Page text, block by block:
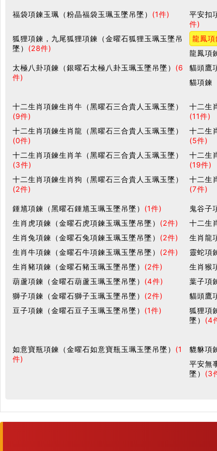
福袋項鍊玉珮（粉晶福袋玉珮玉墜吊墜） (1件)
平安扣
件)
狐狸項鍊，九尾狐狸項鍊（金曜石狐狸玉珮玉墜吊
墜） (28件)
龍鳳
龍鳳項
太極八卦項鍊（銀曜石太極八卦玉珮玉墜吊墜） (6
件)
貓頭鷹
貓項鍊
十二生肖項鍊生肖牛（黑曜石三合貴人玉珮玉墜）
(9件)
十二生
(11件)
十二生肖項鍊生肖龍（黑曜石三合貴人玉珮玉墜）
(0件)
十二生
(5件)
十二生肖項鍊生肖羊（黑曜石三合貴人玉珮玉墜）
(3件)
十二生
(19件)
十二生肖項鍊生肖狗（黑曜石三合貴人玉珮玉墜）
(2件)
十二生
(7件)
鍾馗項鍊（黑曜石鍾馗玉珮玉墜吊墜） (1件)
鬼谷子
生肖虎項鍊（金曜石虎項鍊玉珮玉墜吊墜） (2件)
十二生
生肖兔項鍊（金曜石兔項鍊玉珮玉墜吊墜） (2件)
生肖龍
生肖牛項鍊（金曜石牛項鍊玉珮玉墜吊墜） (2件)
靈蛇項
生肖豬項鍊（金曜石豬玉珮玉墜吊墜） (2件)
生肖猴
葫蘆項鍊（金曜石葫蘆玉珮玉墜吊墜） (4件)
葉子項
獅子項鍊（金曜石獅子玉珮玉墜吊墜） (2件)
貓頭鷹
豆子項鍊（金曜石豆子玉珮玉墜吊墜） (1件)
狐狸項
墜） (4
如意寶瓶項鍊（金曜石如意寶瓶玉珮玉墜吊墜） (1
件)
貔貅項
平安無
墜） (3